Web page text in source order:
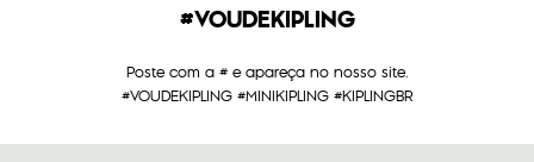
#VOUDEKIPLING
Poste com a # e apareça no nosso site.
#VOUDEKIPLING #MINIKIPLING #KIPLINGBR